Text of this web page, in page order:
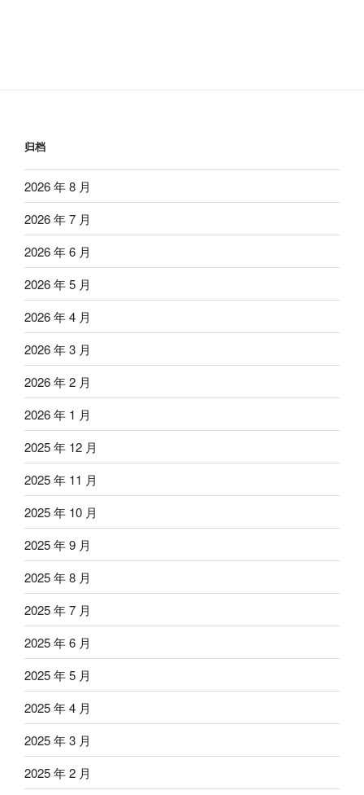
归档
2026 年 8 月
2026 年 7 月
2026 年 6 月
2026 年 5 月
2026 年 4 月
2026 年 3 月
2026 年 2 月
2026 年 1 月
2025 年 12 月
2025 年 11 月
2025 年 10 月
2025 年 9 月
2025 年 8 月
2025 年 7 月
2025 年 6 月
2025 年 5 月
2025 年 4 月
2025 年 3 月
2025 年 2 月